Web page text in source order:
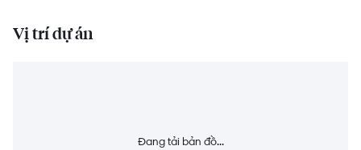
Phòng sinh hoạt cộng đồng
Vị trí dự án
Đang tải bản đồ...